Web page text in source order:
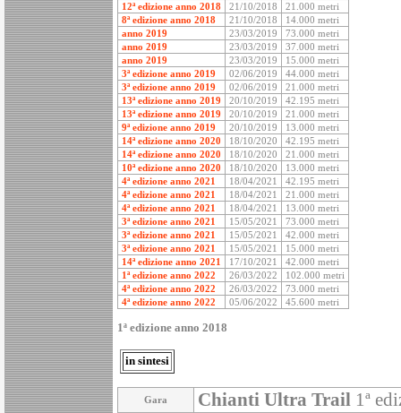
12ª edizione anno 2018
21/10/2018
21.000 metri
8ª edizione anno 2018
21/10/2018
14.000 metri
anno 2019
23/03/2019
73.000 metri
anno 2019
23/03/2019
37.000 metri
anno 2019
23/03/2019
15.000 metri
3ª edizione anno 2019
02/06/2019
44.000 metri
3ª edizione anno 2019
02/06/2019
21.000 metri
13ª edizione anno 2019
20/10/2019
42.195 metri
13ª edizione anno 2019
20/10/2019
21.000 metri
9ª edizione anno 2019
20/10/2019
13.000 metri
14ª edizione anno 2020
18/10/2020
42.195 metri
14ª edizione anno 2020
18/10/2020
21.000 metri
10ª edizione anno 2020
18/10/2020
13.000 metri
4ª edizione anno 2021
18/04/2021
42.195 metri
4ª edizione anno 2021
18/04/2021
21.000 metri
4ª edizione anno 2021
18/04/2021
13.000 metri
3ª edizione anno 2021
15/05/2021
73.000 metri
3ª edizione anno 2021
15/05/2021
42.000 metri
3ª edizione anno 2021
15/05/2021
15.000 metri
14ª edizione anno 2021
17/10/2021
42.000 metri
1ª edizione anno 2022
26/03/2022
102.000 metri
4ª edizione anno 2022
26/03/2022
73.000 metri
4ª edizione anno 2022
05/06/2022 45.600 metri
1ª edizione anno 2018
in sintesi
Gara Chianti Ultra Trail 1ª